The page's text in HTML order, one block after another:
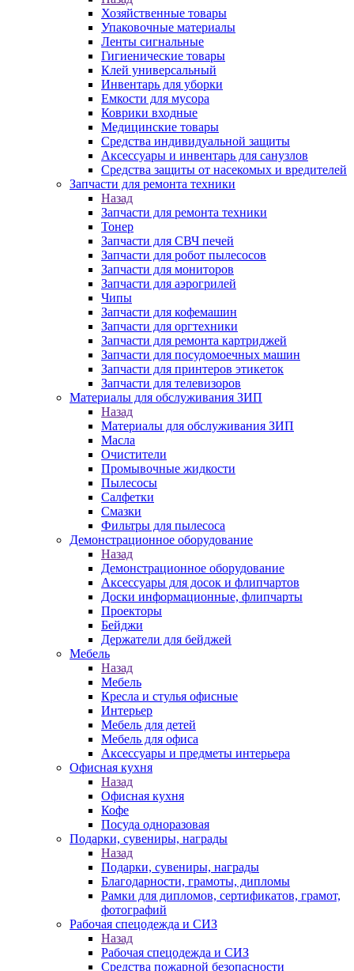
Хозяйственные товары
Упаковочные материалы
Ленты сигнальные
Гигиенические товары
Клей универсальный
Инвентарь для уборки
Емкости для мусора
Коврики входные
Медицинские товары
Средства индивидуальной защиты
Аксессуары и инвентарь для санузлов
Средства защиты от насекомых и вредителей
Запчасти для ремонта техники
Назад
Запчасти для ремонта техники
Тонер
Запчасти для СВЧ печей
Запчасти для робот пылесосов
Запчасти для мониторов
Запчасти для аэрогрилей
Чипы
Запчасти для кофемашин
Запчасти для оргтехники
Запчасти для ремонта картриджей
Запчасти для посудомоечных машин
Запчасти для принтеров этикеток
Запчасти для телевизоров
Материалы для обслуживания ЗИП
Назад
Материалы для обслуживания ЗИП
Масла
Очистители
Промывочные жидкости
Пылесосы
Салфетки
Смазки
Фильтры для пылесоса
Демонстрационное оборудование
Назад
Демонстрационное оборудование
Аксессуары для досок и флипчартов
Доски информационные, флипчарты
Проекторы
Бейджи
Держатели для бейджей
Мебель
Назад
Мебель
Кресла и стулья офисные
Интерьер
Мебель для детей
Мебель для офиса
Аксессуары и предметы интерьера
Офисная кухня
Назад
Офисная кухня
Кофе
Посуда одноразовая
Подарки, сувениры, награды
Назад
Подарки, сувениры, награды
Благодарности, грамоты, дипломы
Рамки для дипломов, сертификатов, грамот,
фотографий
Рабочая спецодежда и СИЗ
Назад
Рабочая спецодежда и СИЗ
Средства пожарной безопасности